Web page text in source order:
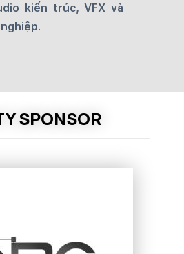
kiến trúc, VFX và
.
SPONSOR